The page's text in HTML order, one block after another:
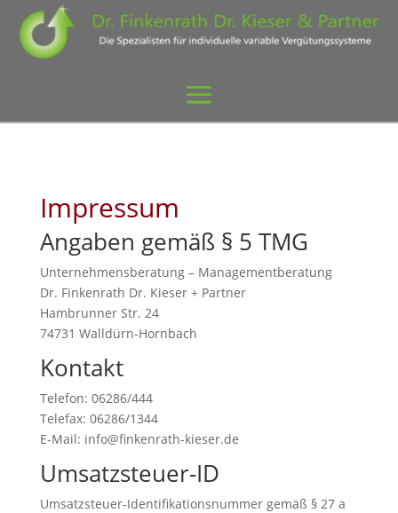
Impressum
Angaben gemäß § 5 TMG
Unternehmensberatung – Managementberatung
Dr. Finkenrath Dr. Kieser + Partner
Hambrunner Str. 24
74731 Walldürn-Hornbach
Kontakt
Telefon: 06286/444
Telefax: 06286/1344
E-Mail: info@finkenrath-kieser.de
Umsatzsteuer-ID
Umsatzsteuer-Identifikationsnummer gemäß § 27 a